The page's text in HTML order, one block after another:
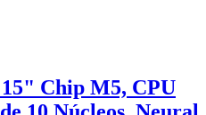
Chip M5, CPU